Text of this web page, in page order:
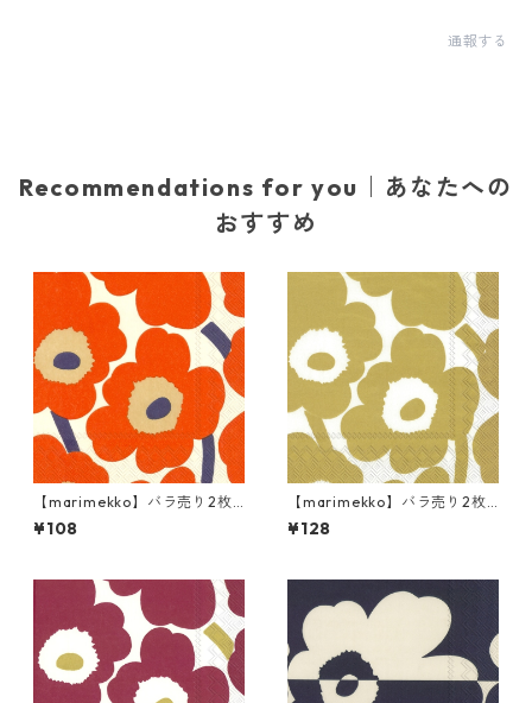
通報する
Recommendations for you｜あなたへの
おすすめ
【marimekko】バラ売り2枚
カクテルサイズ ペーパーナプ
キン UNIKKO クリーム×レッ
¥108
【marimekko】バラ売り2枚
ランチサイズ ペーパーナプキ
ン UNIKKO ホワイト×ゴール
¥128